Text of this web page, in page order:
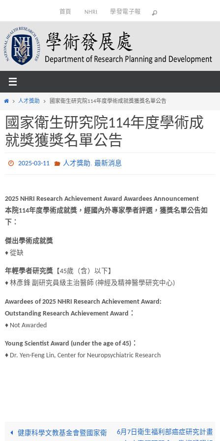
content
首頁 NHRI 學發電子報
Home人才獎助 國家衛生研究院114年度學術成就獎獲獎名單公告
國家衛生研究院114年度學術成
就獎獲獎名單公告
2025-03-11 人才獎助, 最新消息
2025 NHRI Research Achievement Award Awardees Announcement
本院114年度學術成就獎，經國內外專家學者評選，獲獎名單公告如
下：
傑出學術成就獎
♦ 從缺
年輕學者研究獎 【45歲（含）以下】
♦ 林彥鋒 副研究員級主治醫師 (神經及精神醫學研究中心)
Awardees of 2025 NHRI Research Achievement Award:
Outstanding Research Achievement Award：
♦ Not Awarded
Young Scientist Award (under the age of 45)：
♦ Dr. Yen-Feng Lin, Center for Neuropsychiatric Research
健康科學文教基金會暨國家衛
6月7日衛生福利部癌症研究計畫